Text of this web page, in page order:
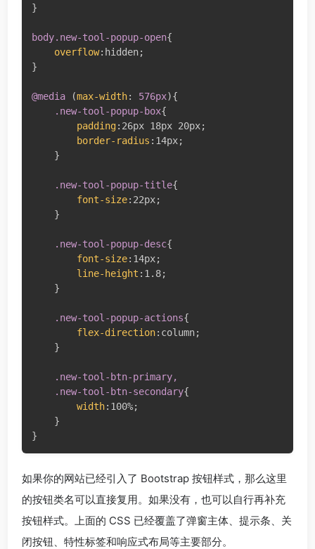
}
body.new-tool-popup-open{
overflow: hidden;
}
@media (max-width: 576px){
.new-tool-popup-box{
padding: 26px 18px 20px;
border-radius : 14px;
}
.new-tool-popup-title{
font-size: 22px;
}
.new-tool-popup-desc{
font-size: 14px;
line-height : 1.8;
}
.new-tool-popup-actions{
flex-direction: column;
}
.new-tool-btn-primary,
    .new-tool-btn-secondary
{
width: 100%;
}
}
如果你的网站已经引入了 Bootstrap 按钮样式，那么这里
的按钮类名可以直接复用。如果没有，也可以自行再补充
按钮样式。上面的 CSS 已经覆盖了弹窗主体、提示条、关
闭按钮、特性标签和响应式布局等主要部分。